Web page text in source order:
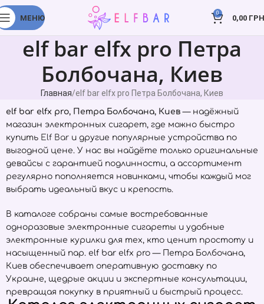
МЕНЮ
0
0,00
elf bar elfx pro Петра
Болбочана, Киев
Главная elf bar elfx pro Петра Болбочана, Киев
elf bar elfx pro, Петра Болбочана, Киев — надёжный
магазин электронных сигарет, где можно быстро
купить Elf Bar и другие популярные устройства по
выгодной цене. У нас вы найдёте только оригинальные
девайсы с гарантией подлинности, а ассортимент
регулярно пополняется новинками, чтобы каждый мог
выбрать идеальный вкус и крепость.
В каталоге собраны самые востребованные
одноразовые электронные сигареты и удобные
электронные курилки для тех, кто ценит простоту и
насыщенный пар. elf bar elfx pro — Петра Болбочана,
Киев обеспечивает оперативную доставку по
Украине, щедрые акции и экспертные консультации,
превращая покупку в приятный и быстрый процесс.